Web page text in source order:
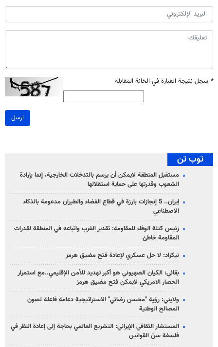
* سجل نتيجة العبارة في الخانة المقابلة
ارسل
توب تن
مستقبل المنطقة لايمكن أن يرسم بالتدخلات الخارجية، إنما بإرادة
الشعوب وقدرتها على حماية استقلالها
إيران.. 5 إنجازات بارزة في قطاع الفضاء والطيران مدعومة بالذكاء
الاصطناعي
رئيس كتلة الوفاء للمقاومة: تقدير الغرب واتباعه في المنطقة لقدرات
المقاومة خاطئ
نيكزاد: لا حل عسكري لإعادة فتح مضيق هرمز
بقائي: الكيان الصهيوني هو أكبر تهديد للأمن الإقليمي..مع استمرار
الحصار الامريكي لايمكن فتح مضيق هرمز
ولايتي: رؤية "محسن رضائي" الاستراتيجية دعامة فاعلة لصون
المصالح الوطنية
المستشار الثقافي الإيراني: التشريع العالمي بحاجة إلى إعادة النظر في
فلسفة سنّ القوانين